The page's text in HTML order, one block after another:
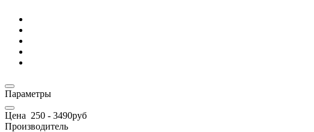
Параметры
Цена 250 - 3490руб
Производитель